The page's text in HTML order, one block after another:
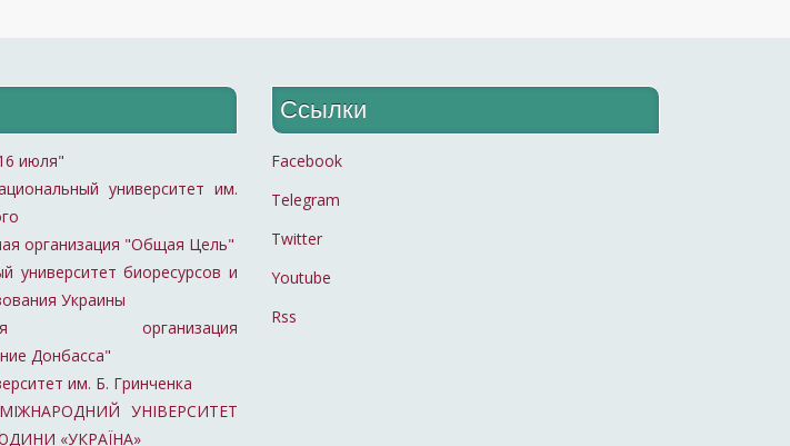
июля"
университет им.
организация "Общая Цель"
университет биоресурсов и
Украины
организация
Донбасса"
им. Б. Гринченка
УНІВЕРСИТЕТ
«УКРАЇНА»
Ссылки
Facebook
Telegram
Twitter
Youtube
Rss